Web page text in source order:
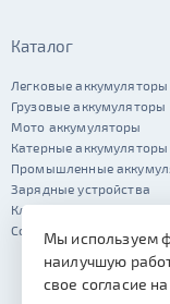
Каталог
Легковые аккумуляторы
Грузовые аккумуляторы
Мото аккумуляторы
Катерные аккумуляторы
Промышленные
Зарядные устройства
Клеммы
Сопутствующие
Мы используем
наилучшую
свое согласие